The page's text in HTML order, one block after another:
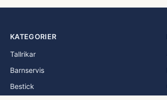
KATEGORIER
Tallrikar
Barnservis
Bestick